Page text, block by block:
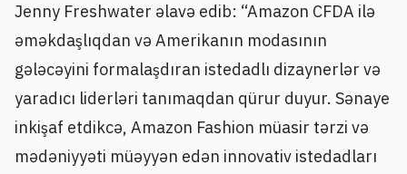
Jenny Freshwater əlavə edib: “Amazon CFDA ilə
əməkdaşlıqdan və Amerikanın modasının
gələcəyini formalaşdıran istedadlı dizaynerlər və
yaradıcı liderləri tanımaqdan qürur duyur. Sənaye
inkişaf etdikcə, Amazon Fashion müasir tərzi və
mədəniyyəti müəyyən edən innovativ istedadları